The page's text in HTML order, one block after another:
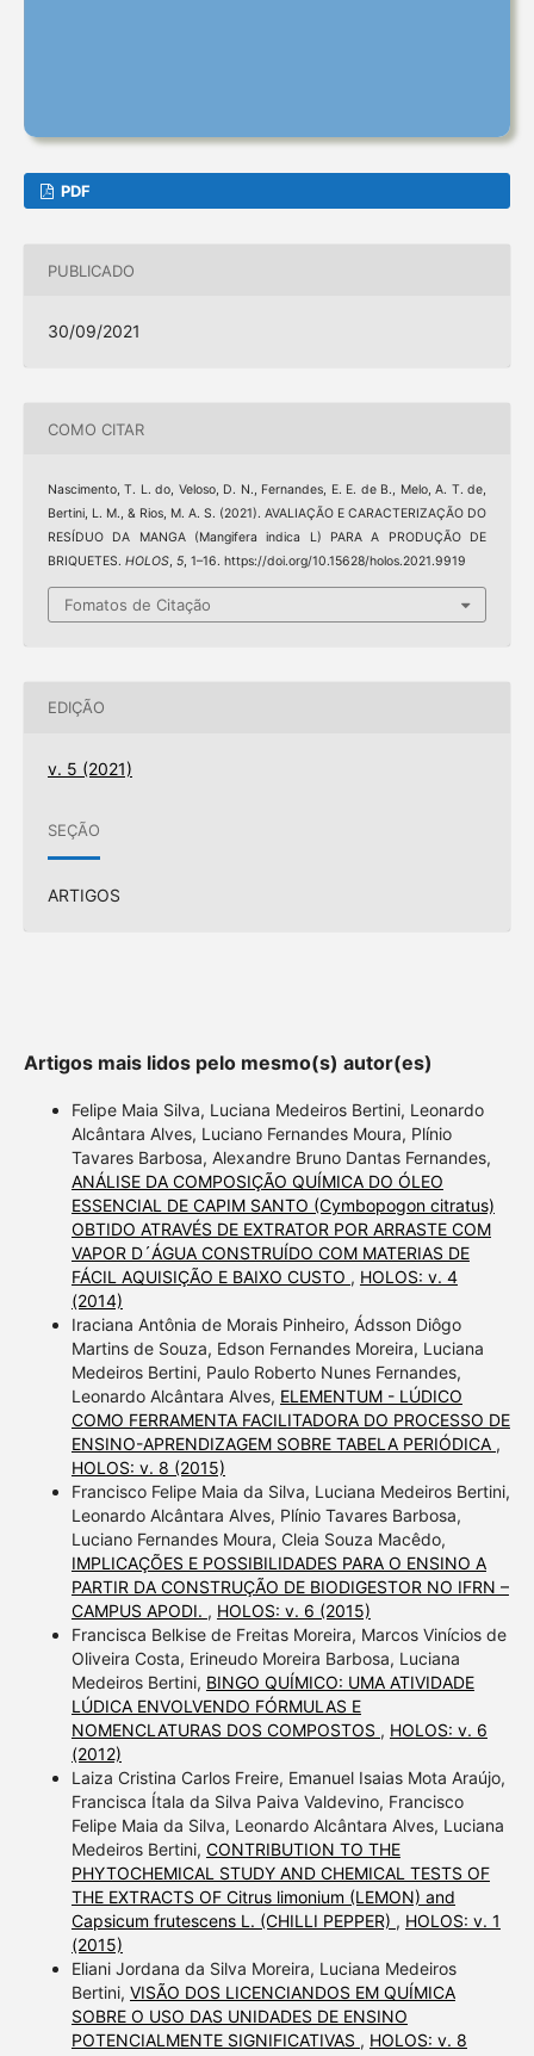
PDF
PUBLICADO
30/09/2021
COMO CITAR
Nascimento, T. L. do, Veloso, D. N., Fernandes, E. E. de B., Melo, A. T. de,
Bertini, L. M., & Rios, M. A. S. (2021). AVALIAÇÃO E CARACTERIZAÇÃO DO
RESÍDUO DA MANGA (Mangifera indica L) PARA A PRODUÇÃO DE
BRIQUETES. HOLOS, 5, 1–16. https://doi.org/10.15628/holos.2021.9919
Fomatos de Citação
EDIÇÃO
v. 5 (2021)
SEÇÃO
ARTIGOS
Artigos mais lidos pelo mesmo(s) autor(es)
Felipe Maia Silva, Luciana Medeiros Bertini, Leonardo
Alcântara Alves, Luciano Fernandes Moura, Plínio
Tavares Barbosa, Alexandre Bruno Dantas Fernandes,
ANÁLISE DA COMPOSIÇÃO QUÍMICA DO ÓLEO
ESSENCIAL DE CAPIM SANTO (Cymbopogon citratus)
OBTIDO ATRAVÉS DE EXTRATOR POR ARRASTE COM
VAPOR D´ÁGUA CONSTRUÍDO COM MATERIAS DE
FÁCIL AQUISIÇÃO E BAIXO CUSTO , HOLOS: v. 4
(2014)
Iraciana Antônia de Morais Pinheiro, Ádsson Diôgo
Martins de Souza, Edson Fernandes Moreira, Luciana
Medeiros Bertini, Paulo Roberto Nunes Fernandes,
Leonardo Alcântara Alves, ELEMENTUM - LÚDICO
COMO FERRAMENTA FACILITADORA DO PROCESSO DE
ENSINO-APRENDIZAGEM SOBRE TABELA PERIÓDICA ,
HOLOS: v. 8 (2015)
Francisco Felipe Maia da Silva, Luciana Medeiros Bertini,
Leonardo Alcântara Alves, Plínio Tavares Barbosa,
Luciano Fernandes Moura, Cleia Souza Macêdo,
IMPLICAÇÕES E POSSIBILIDADES PARA O ENSINO A
PARTIR DA CONSTRUÇÃO DE BIODIGESTOR NO IFRN –
CAMPUS APODI. , HOLOS: v. 6 (2015)
Francisca Belkise de Freitas Moreira, Marcos Vinícios de
Oliveira Costa, Erineudo Moreira Barbosa, Luciana
Medeiros Bertini, BINGO QUÍMICO: UMA ATIVIDADE
LÚDICA ENVOLVENDO FÓRMULAS E
NOMENCLATURAS DOS COMPOSTOS , HOLOS: v. 6
(2012)
Laiza Cristina Carlos Freire, Emanuel Isaias Mota Araújo,
Francisca Ítala da Silva Paiva Valdevino, Francisco
Felipe Maia da Silva, Leonardo Alcântara Alves, Luciana
Medeiros Bertini, CONTRIBUTION TO THE
PHYTOCHEMICAL STUDY AND CHEMICAL TESTS OF
THE EXTRACTS OF Citrus limonium (LEMON) and
Capsicum frutescens L. (CHILLI PEPPER) , HOLOS: v. 1
(2015)
Eliani Jordana da Silva Moreira, Luciana Medeiros
Bertini, VISÃO DOS LICENCIANDOS EM QUÍMICA
SOBRE O USO DAS UNIDADES DE ENSINO
POTENCIALMENTE SIGNIFICATIVAS , HOLOS: v. 8